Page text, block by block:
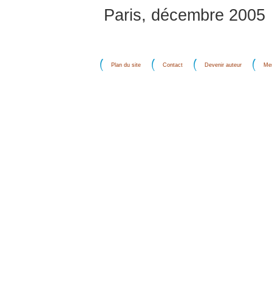
Paris, décembre 2005
Plan du site Contact Devenir auteur